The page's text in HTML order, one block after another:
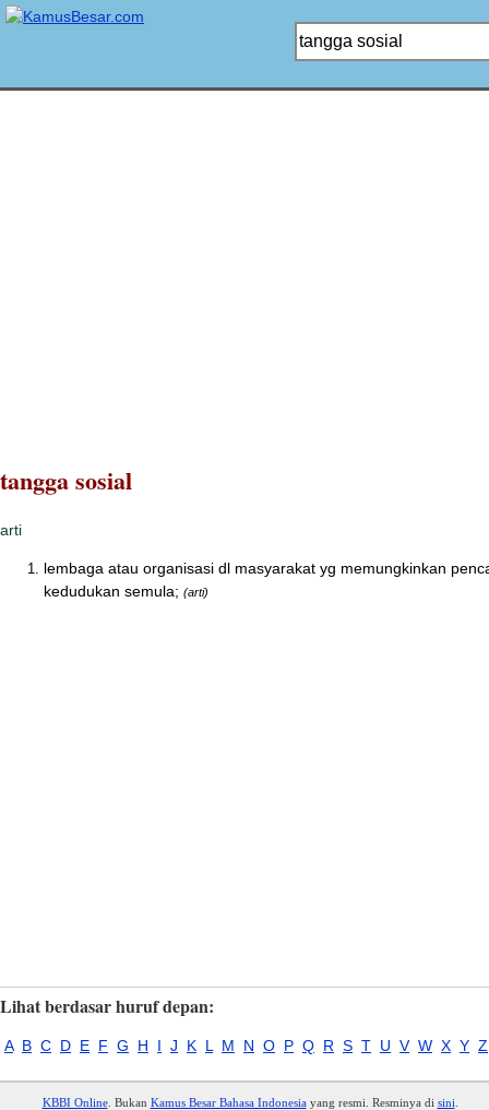
tangga sosial
arti
lembaga atau organisasi dl masyarakat yg memungkinkan
kedudukan semula; (arti)
Lihat berdasar huruf depan:
A B C D E F G H I J K L M N O P Q R S T U V W X Y Z
KBBI Online. Bukan Kamus Besar Bahasa Indonesiayang resmi. Resminya di sini